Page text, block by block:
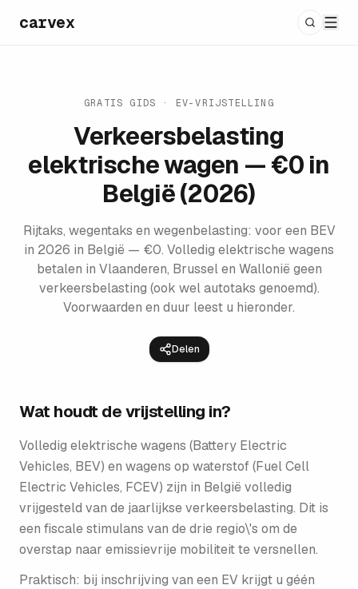
carvex
GRATIS GIDS · EV-VRIJSTELLING
Verkeersbelasting
elektrische wagen — €0 in
België (2026)
Rijtaks, wegentaks en wegenbelasting: voor een BEV
in 2026 in België — €0. Volledig elektrische wagens
betalen in Vlaanderen, Brussel en Wallonië geen
verkeersbelasting (ook wel autotaks genoemd).
Voorwaarden en duur leest u hieronder.
Delen
Wat houdt de vrijstelling in?
Volledig elektrische wagens (Battery Electric
Vehicles, BEV) en wagens op waterstof (Fuel Cell
Electric Vehicles, FCEV) zijn in België volledig
vrijgesteld van de jaarlijkse verkeersbelasting. Dit is
een fiscale stimulans van de drie regio\'s om de
overstap naar emissievrije mobiliteit te versnellen.
Praktisch: bij inschrijving van een EV krijgt u géén